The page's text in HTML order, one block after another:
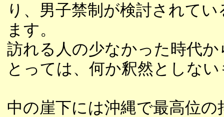
り、男子禁制が検討されて
ます。
訪れる人の少なかった時代
とっては、何か釈然としな
中の崖下には沖縄で最高位の